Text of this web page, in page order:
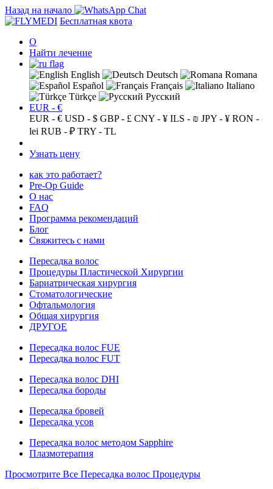
Назад на начало
Бесплатная квота
О
Найти лечение
English Deutsch
Romana
Español
Français
Italiano
Türkçe
Русский
EUR - €
EUR - € USD - $ GBP - £ CNY - ¥ ILS - ₪ JPY - ¥ RON -
lei RUB - ₽ TRY - TL
Узнать цену
как это работает?
Pre-Op Guide
О нас
FAQ
Программа рекомендаций
Блог
Свяжитесь с нами
Пересадка волос
Процедуры Пластической Хирургии
Бариатрическая хирургия
Стоматологические
Офтальмология
Общая хирургия
ДРУГОЕ
Пересадка волос FUE
Пересадка волос FUT
Пересадка волос DHI
Пересадка бороды
Пересадка бровей
Пересадка усов
Пересадка волос методом Sapphire
Плазмотерапия
Просмотрите Все Пересадка волос Процедуры